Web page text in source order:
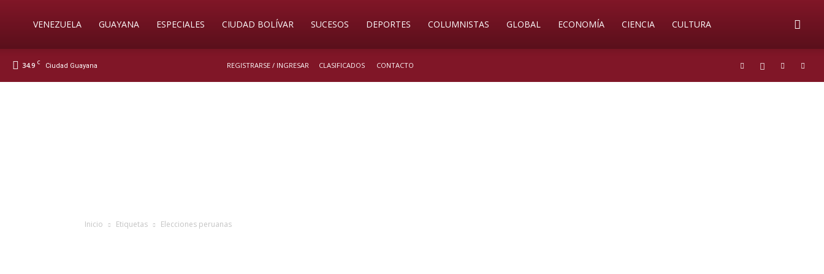
SoyVENEZUELA GUAYANA ESPECIALES CIUDAD BOLÍVAR SUCESOS DEPORTES COLUMNISTAS GLOBAL ECONOMÍA CIENCIA CULTURA
34.9 C Ciudad Guayana REGISTRARSE / INGRESAR CLASIFICADOS CONTACTO
Inicio Etiquetas Elecciones peruanas